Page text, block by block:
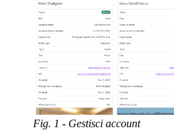
Fig. 1 - Gestisci account